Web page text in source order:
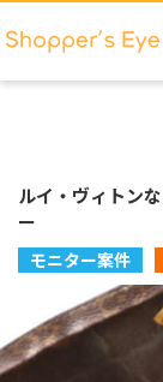
ルイ・ヴィトン
ー
モニター案件